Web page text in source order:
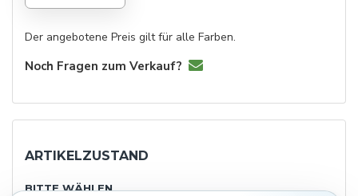
ARTIKELZUSTAND
BITTE WÄHLEN
Der angebotene Preis gilt für alle Farben.
Noch Fragen zum Verkauf?